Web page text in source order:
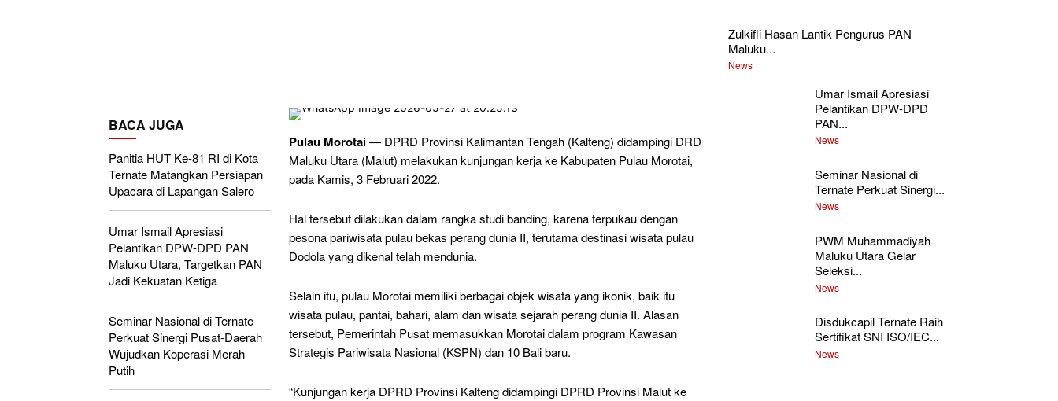
Zulkifli Hasan Lantik Pengurus PAN
Maluku...
News
BACA JUGA
Panitia HUT Ke-81 RI di Kota
Ternate Matangkan Persiapan
Upacara di Lapangan Salero
Umar Ismail Apresiasi
Pelantikan DPW-DPD PAN
Maluku Utara, Targetkan PAN
Jadi Kekuatan Ketiga
Seminar Nasional di Ternate
Perkuat Sinergi Pusat-Daerah
Wujudkan Koperasi Merah
Putih
Pulau Morotai— DPRD Provinsi Kalimantan Tengah (Kalteng) didampingi DRD
Maluku Utara (Malut) melakukan kunjungan kerja ke Kabupaten Pulau Morotai,
pada Kamis, 3 Februari 2022.
Hal tersebut dilakukan dalam rangka studi banding, karena terpukau dengan
pesona pariwisata pulau bekas perang dunia II, terutama destinasi wisata pulau
Dodola yang dikenal telah mendunia.
Selain itu, pulau Morotai memiliki berbagai objek wisata yang ikonik, baik itu
wisata pulau, pantai, bahari, alam dan wisata sejarah perang dunia II. Alasan
tersebut, Pemerintah Pusat memasukkan Morotai dalam program Kawasan
Strategis Pariwisata Nasional (KSPN) dan 10 Bali baru.
“Kunjungan kerja DPRD Provinsi Kalteng didampingi DPRD Provinsi Malut ke
Umar Ismail Apresiasi
Pelantikan DPW-DPD
PAN...
News
Seminar Nasional di
Ternate Perkuat Sinergi...
News
PWM Muhammadiyah
Maluku Utara Gelar
Seleksi...
News
Disdukcapil Ternate Raih
Sertifikat SNI ISO/IEC...
News